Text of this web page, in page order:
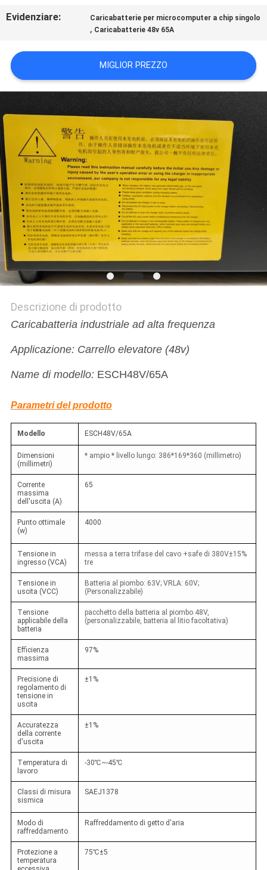
INFORMATIVA
PRIVACY
Evidenziare: Caricabatterie per microcomputer a chip singolo
, Caricabatterie 48v 65A
MIGLIOR PREZZO
Descrizione di prodotto
Caricabatteria industriale ad alta frequenza
Applicazione: Carrello elevatore (48v)
Name di modello:ESCH48V/65A
Parametri del prodotto
Modello ESCH48V/65A
Dimensioni
(millimetri)
* ampio * livello lungo: 386*169*360 (millimetro)
Corrente
massima
dell'uscita (A)
65
Punto ottimale
(w)
4000
Tensione in
ingresso (VCA)
messa a terra trifase del cavo +safe di 380V±15%
tre
Tensione in
uscita (VCC)
Batteria al piombo: 63V; VRLA: 60V;
(Personalizzabile)
Tensione
applicabile della
batteria
pacchetto della batteria al piombo 48V,
(personalizzabile, batteria al litio facoltativa)
Efficienza
massima
97%
Precisione di
regolamento di
tensione in
uscita
±1%
Accuratezza
della corrente
d'uscita
±1%
Temperatura di
lavoro
-30℃~-45℃
Classi di misura
sismica
SAEJ1378
Modo di
raffreddamento
Raffreddamento di getto d'aria
Protezione a
temperatura
75℃±5